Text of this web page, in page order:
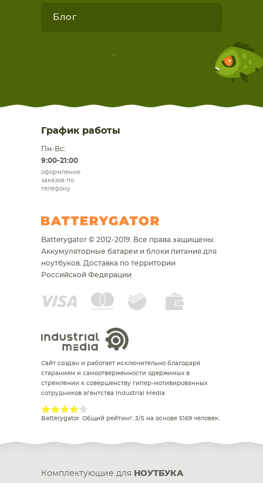
Блог
График работы
Пн-Вс:
9:00-21:00
оформление
заказов по
телефону
Batterygator © 2012-2019. Все права защищены.
Аккумуляторные батареи и блоки питания для
ноутбуков. Доставка по территории
Российской Федерации
Сайт создан и работает исключительно благодаря
стараниям и самоотверженности одержимых в
стремлении к совершенству гипер-мотивированных
сотрудников агентства Industrial Media
Batterygator. Общий рейтинг: 3/5 на основе 5169 человек.
Комплектующие для НОУТБУКА